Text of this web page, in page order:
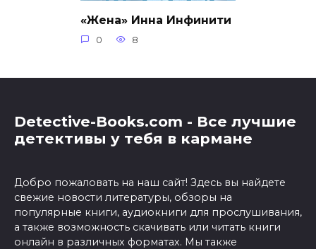
«Жена» Инна Инфинити
0 8
Detective-Books.com - Все лучшие
детективы у тебя в кармане
Добро пожаловать на наш сайт! Здесь вы найдете
свежие новости литературы, обзоры на
популярные книги, аудиокниги для прослушивания,
а также возможность скачивать или читать книги
онлайн в различных форматах. Мы также